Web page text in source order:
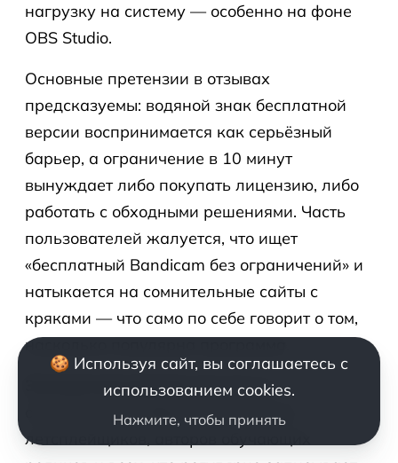
нагрузку на систему — особенно на фоне
OBS Studio.
Основные претензии в отзывах
предсказуемы: водяной знак бесплатной
версии воспринимается как серьёзный
барьер, а ограничение в 10 минут
вынуждает либо покупать лицензию, либо
работать с обходными решениями. Часть
пользователей жалуется, что ищет
«бесплатный Bandicam без ограничений» и
натыкается на сомнительные сайты с
кряками — что само по себе говорит о том,
насколько популярна программа.
Экспертный вердикт:Bandicam —
оптимальный выбор для геймеров,
летсплейщиков, авторов обучающих
🍪 Используя сайт, вы соглашаетесь с
использованием cookies.
Нажмите, чтобы принять